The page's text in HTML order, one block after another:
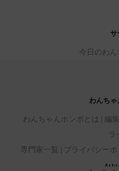
サ
今日のわん
わんち
わんちゃんホンポとは 編
ラ
専門家一覧
プライバシー